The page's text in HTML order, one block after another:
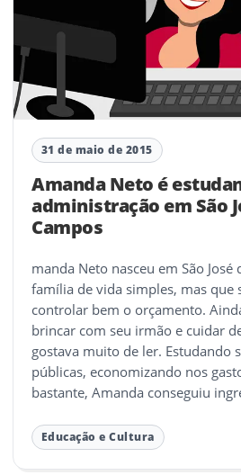
31 de maio de 2015
Amanda Neto é
administração em São
Campos
manda Neto nasceu em São
família de vida simples, mas que
controlar bem o orçamento.
brincar com seu irmão e cuidar
gostava muito de ler. Estudando
públicas, economizando nos
bastante, Amanda conseguiu
Educação e Cultura